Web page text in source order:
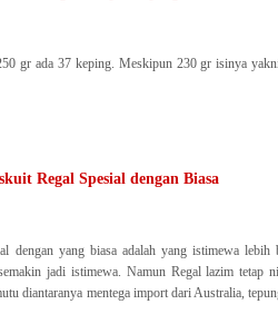
gr ada 37 keping. Meskipun 230 gr isinya
Regal Spesial dengan Biasa
dengan yang biasa adalah yang istimewa lebih
jadi istimewa. Namun Regal lazim tetap
diantaranya mentega import dari Australia,